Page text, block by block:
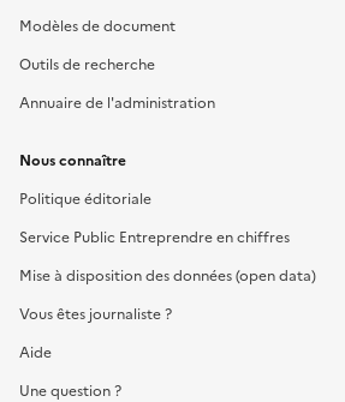
Modèles de document
Outils de recherche
Annuaire de l'administration
Nous connaître
Politique éditoriale
Service Public Entreprendre en chiffres
Mise à disposition des données (open data)
Vous êtes journaliste ?
Aide
Une question ?